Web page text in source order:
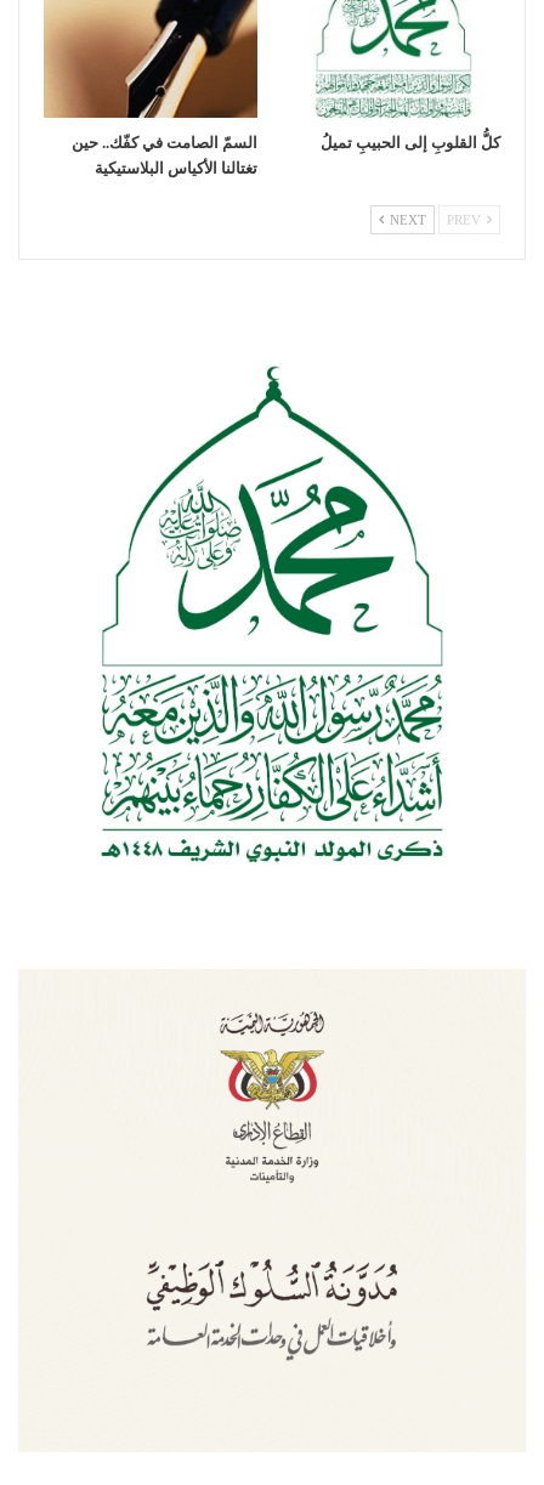
كلُّ القلوبِ إلى الحبيبِ تميلُ
السمّ الصامت في كفّك.. حين
تغتالنا الأكياس البلاستيكية
NEXT